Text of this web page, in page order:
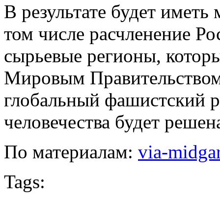
В результате будет
том числе расчленение
сырьевые регионы,
Мировым
глобальный фашистский
человечества будет
По материалам: via-
Tags: